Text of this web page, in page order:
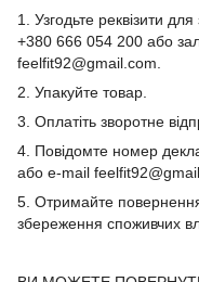
1. Узгодьте реквізити
+380 666 054 200 або
feelfit92@gmail.com.
2. Упакуйте товар.
3. Оплатіть зворотне
4. Повідомте номер
або e-mail
5. Отримайте
збереження споживчих